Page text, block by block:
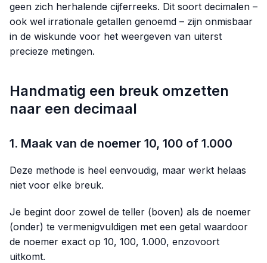
geen zich herhalende cijferreeks. Dit soort decimalen –
ook wel irrationale getallen genoemd – zijn onmisbaar
in de wiskunde voor het weergeven van uiterst
precieze metingen.
Handmatig een breuk omzetten
naar een decimaal
1. Maak van de noemer 10, 100 of 1.000
Deze methode is heel eenvoudig, maar werkt helaas
niet voor elke breuk.
Je begint door zowel de teller (boven) als de noemer
(onder) te vermenigvuldigen met een getal waardoor
de noemer exact op 10, 100, 1.000, enzovoort
uitkomt.